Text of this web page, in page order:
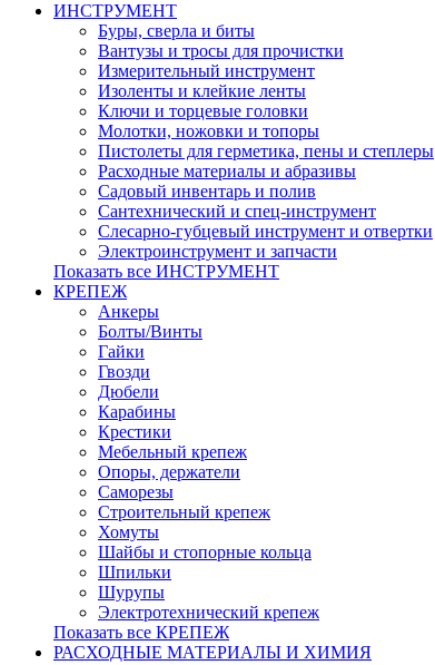
ИНСТРУМЕНТ
Буры, сверла и биты
Вантузы и тросы для прочистки
Измерительный инструмент
Изоленты и клейкие ленты
Ключи и торцевые головки
Молотки, ножовки и топоры
Пистолеты для герметика, пены и степлеры
Расходные материалы и абразивы
Садовый инвентарь и полив
Сантехнический и спец-инструмент
Слесарно-губцевый инструмент и отвертки
Электроинструмент и запчасти
Показать все ИНСТРУМЕНТ
КРЕПЕЖ
Анкеры
Болты/Винты
Гайки
Гвозди
Дюбели
Карабины
Крестики
Мебельный крепеж
Опоры, держатели
Саморезы
Строительный крепеж
Хомуты
Шайбы и стопорные кольца
Шпильки
Шурупы
Электротехнический крепеж
Показать все КРЕПЕЖ
РАСХОДНЫЕ МАТЕРИАЛЫ И ХИМИЯ